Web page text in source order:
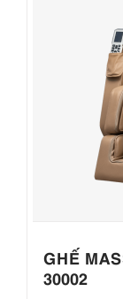
GHẾ
30002